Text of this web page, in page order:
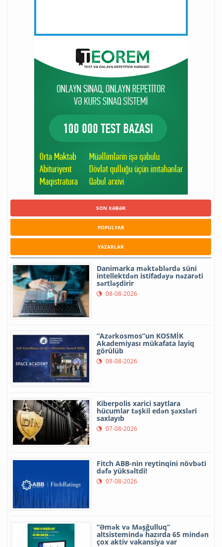
SON XƏBƏR
POPULYAR
YAZARLAR
Danimarka məktəblərdə süni
intellektdən istifadəyə nəzarəti
sərtləşdirir
08-08-2026
“Azərkosmos”un KOSMİK
Akademiyası mükafata layiq
görülüb
08-08-2026
Kiberpolis xarici saytlara
hücumlar təşkil edən şəxsləri
saxlayıb
07-08-2026
Fitch ABB-nin reytinqini növbəti
dəfə yüksəltdi!
07-08-2026
“Əmək və Məşğulluq”
altsistemində hazırda 65 mindən
çox aktiv vakansiya var